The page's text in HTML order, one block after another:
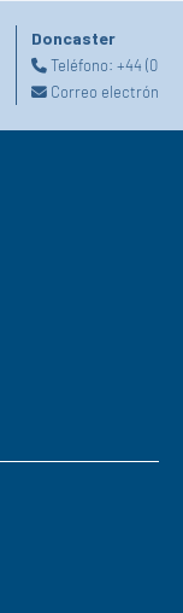
Doncaster
Teléfono:+44 (0)
Correo